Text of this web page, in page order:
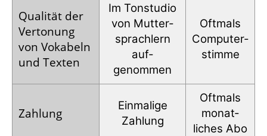
Qualität der
Vertonung
von Vokabeln
und Texten
Im Tonstudio
von Mutter­
sprachlern
auf­
genommen
Oftmals
Computer­
stimme
Zahlung
Einmalige
Zahlung
Oftmals
monat­
liches Abo